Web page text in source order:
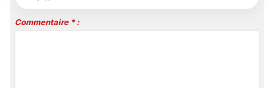
Commentaire * :